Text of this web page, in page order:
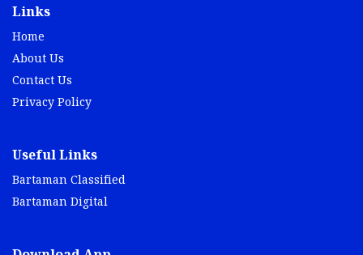
Links
Home
About Us
Contact Us
Privacy Policy
Useful Links
Bartaman Classified
Bartaman Digital